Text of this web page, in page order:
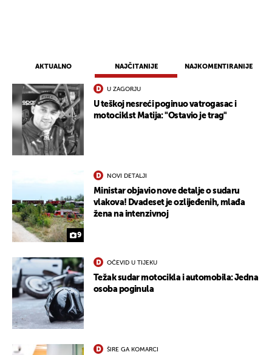
AKTUALNO NAJČITANIJE NAJKOMENTIRANIJE
U ZAGORJU
U teškoj nesreći poginuo vatrogasac i
motociklst Matija: "Ostavio je trag"
9
NOVI DETALJI
Ministar objavio nove detalje o sudaru
vlakova! Dvadeset je ozlijeđenih, mlađa
žena na intenzivnoj
OČEVID U TIJEKU
Težak sudar motocikla i automobila: Jedna
osoba poginula
ŠIRE GA KOMARCI
UKLJUČITE NOTIFIKACIJE